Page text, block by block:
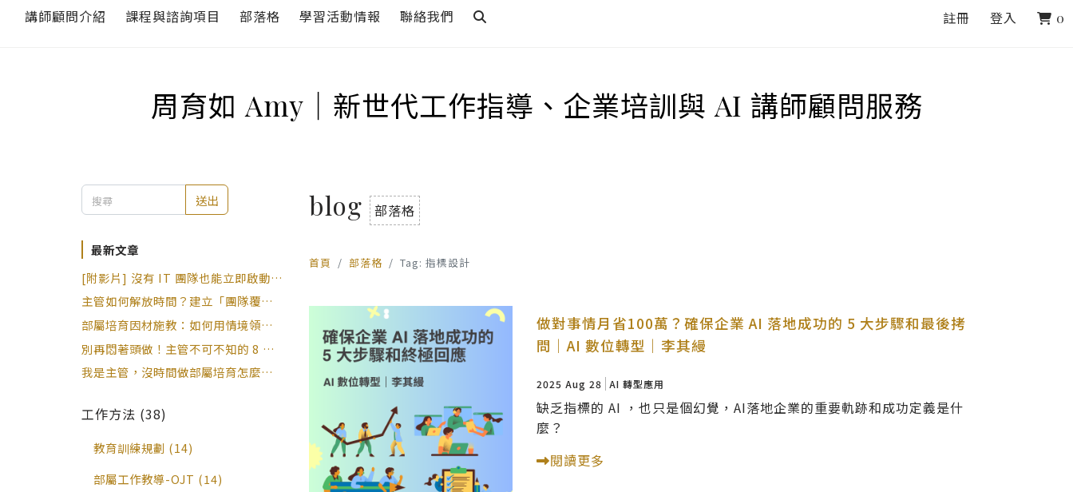
註冊 登入 0
周育如 Amy｜新世代工作指導、企業培訓與 AI 講師顧問服務
講師顧問介紹 課程與諮詢項目 部落格 學習活動情報 聯絡我們
送出
最新文章
[附影片] 沒有 IT 團隊也能立即啟動 4
招 AI 自動化流程｜李其縵
主管如何解放時間？建立「團隊覆盤」
與「知識原子」的自動化培育生態系｜
周育如老師
部屬培育因材施教：如何用情境領導與
1-on-1 診斷部屬的「能力」與「意
願」？｜周育如老師
別再悶著頭做！主管不可不知的 8 個
「順便培育」日常工作情境對照表｜周
育如老師
我是主管，沒時間做部屬培育怎麼辦？
周育如老師
工作方法 (38)
教育訓練規劃 (14)
部屬工作教導-OJT (14)
blog 部落格
首頁 部落格 Tag: 指標設計
做對事情月省100萬？確保企業 AI 落地成功的 5 大步驟和最後拷
問｜AI 數位轉型｜李其縵
2025 Aug 28 AI 轉型應用
缺乏指標的 AI ，也只是個幻覺，AI落地企業的重要軌跡和成功定義是什
麼？
閱讀更多